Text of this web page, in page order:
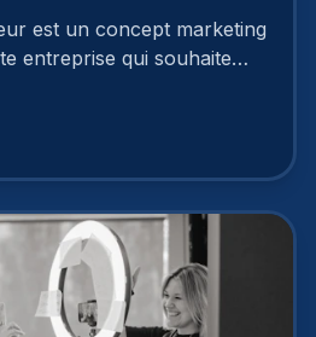
étapes
est un concept marketing
entreprise qui souhaite
sont évidentes, ce
réussi, ne peut se faire en
nombre d’actions.